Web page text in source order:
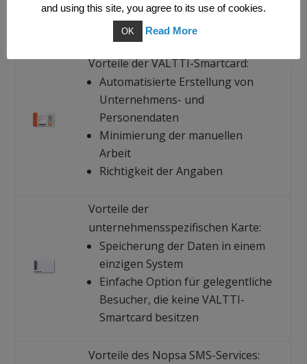
Vorteile der VALTTI-Smartcard:
Automatisierte Erstellung von
Unternehmens- und
Personendaten
Minimierung der manuellen
Arbeit
Richtigkeit der Angaben
Vorteile der
unternehmensspezifischen Karte:
Speicherung der Daten in einem
einzigen System
Einfache Option für gelegentliche
Besucher, die keine VALTTI-
Smartcard besitzen
Vorteile des Nopsa SMS-Services:
and using this site, you agree to its use of cookies.
OK Read More